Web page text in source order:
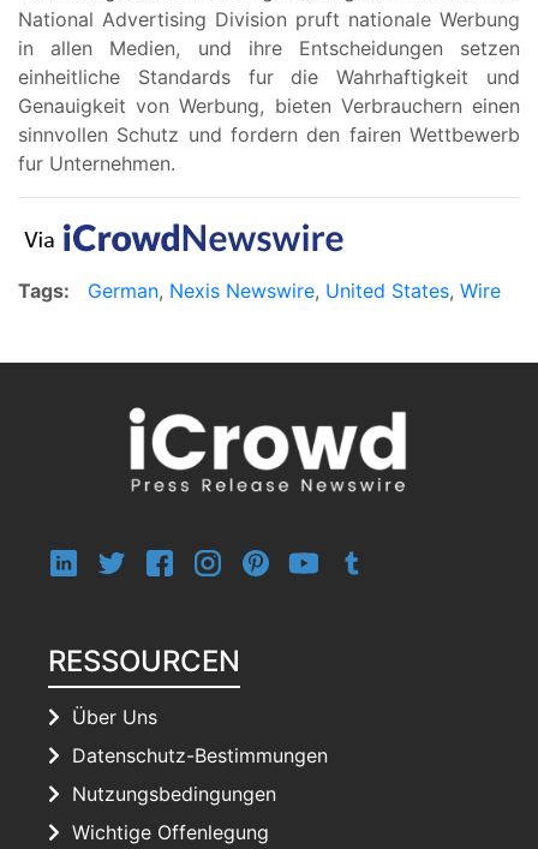
National Advertising Division pruft nationale Werbung
in allen Medien, und ihre Entscheidungen setzen
einheitliche Standards fur die Wahrhaftigkeit und
Genauigkeit von Werbung, bieten Verbrauchern einen
sinnvollen Schutz und fordern den fairen Wettbewerb
fur Unternehmen.
Tags: German, Nexis Newswire, United States, Wire
RESSOURCEN
Über Uns
Datenschutz-Bestimmungen
Nutzungsbedingungen
Wichtige Offenlegung